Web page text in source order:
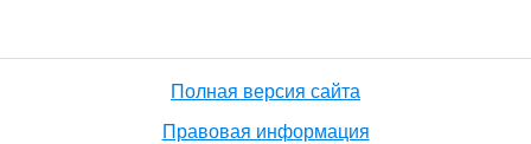
Полная версия сайта
Правовая информация